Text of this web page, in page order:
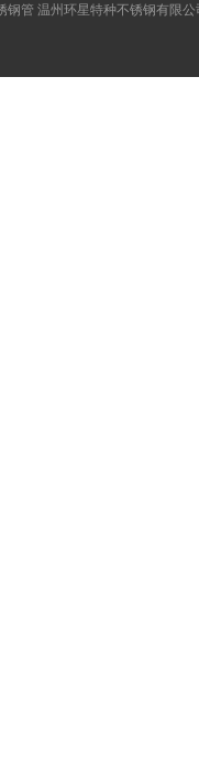
管 温州环星特种不锈钢有限